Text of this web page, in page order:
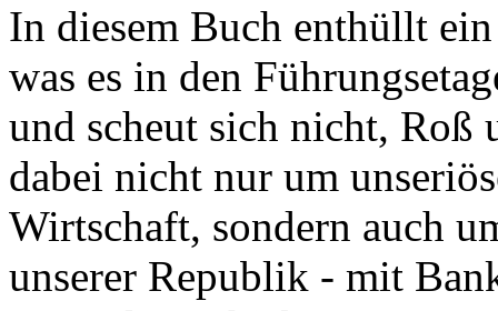
In diesem Buch enthüllt
was es in den
und scheut sich nicht, Roß
dabei nicht nur um
Wirtschaft, sondern auch
unserer Republik - mit